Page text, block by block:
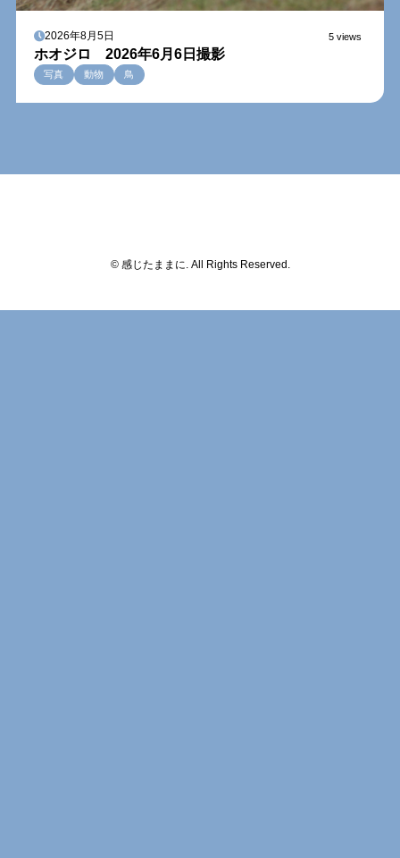
2026年8月5日 5 views
ホオジロ 2026年6月6日撮影
写真 動物 鳥
© 感じたままに. All Rights Reserved.